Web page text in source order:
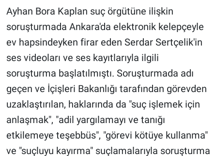
Ayhan Bora Kaplan suç örgütüne ilişkin
soruşturmada Ankara'da elektronik kelepçeyle
ev hapsindeyken firar eden Serdar Sertçelik'in
ses videoları ve ses kayıtlarıyla ilgili
soruşturma başlatılmıştı. Soruşturmada adı
geçen ve İçişleri Bakanlığı tarafından görevden
uzaklaştırılan, haklarında da "suç işlemek için
anlaşmak", "adil yargılamayı ve tanığı
etkilemeye teşebbüs", "görevi kötüye kullanma"
ve "suçluyu kayırma" suçlamalarıyla soruşturma
Türkiye'nin Gündemi
Yerel Gündem
Yerel Yaşam
Canlı Yayın